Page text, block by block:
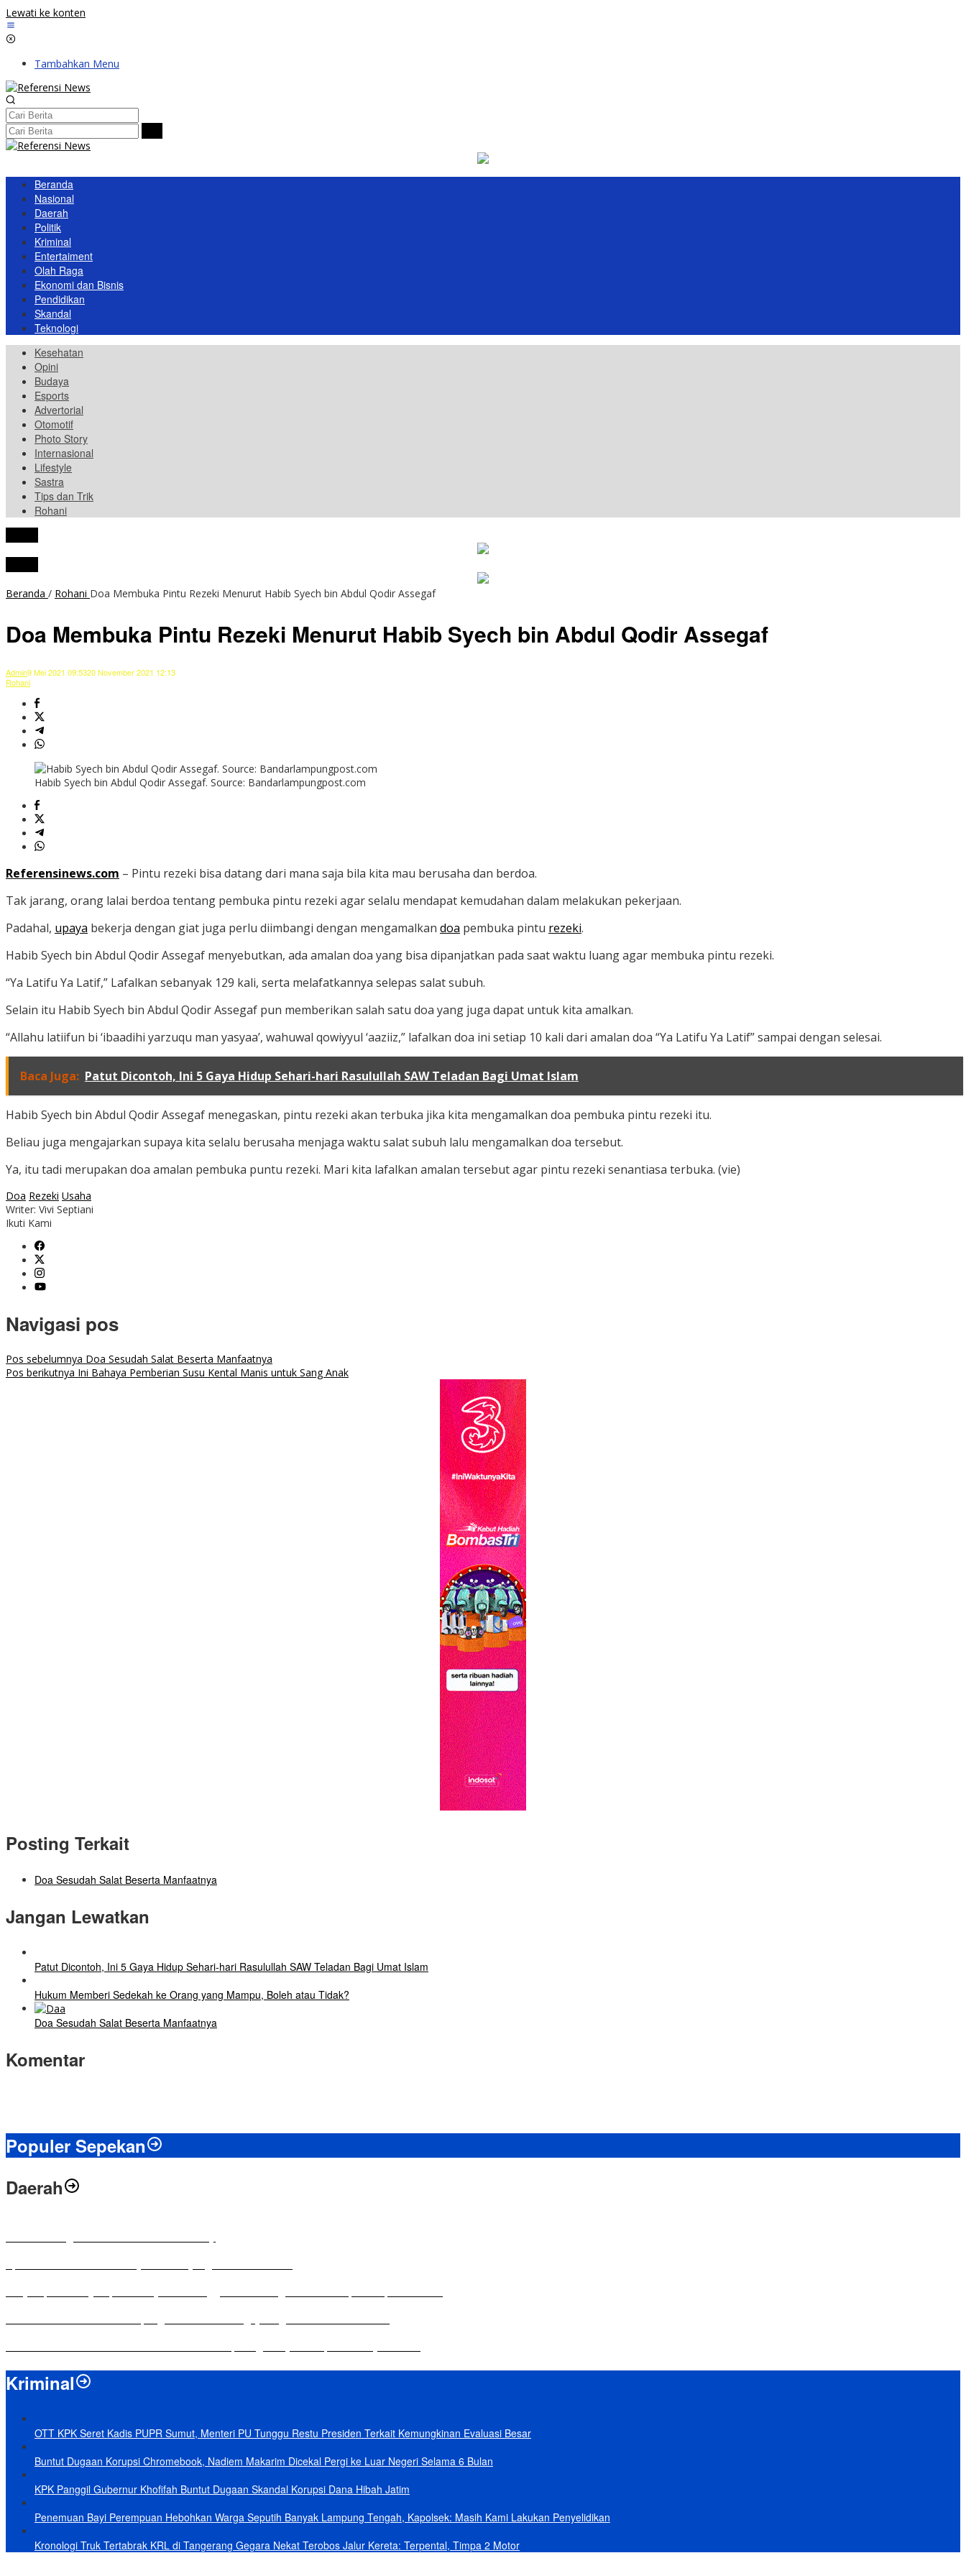
Lewati ke konten
Tambahkan Menu
Beranda
Nasional
Daerah
Politik
Kriminal
Entertaiment
Olah Raga
Ekonomi dan Bisnis
Pendidikan
Skandal
Teknologi
Kesehatan
Opini
Budaya
Esports
Advertorial
Otomotif
Photo Story
Internasional
Lifestyle
Sastra
Tips dan Trik
Rohani
Beranda / Rohani Doa Membuka Pintu Rezeki Menurut Habib Syech bin Abdul Qodir Assegaf
Doa Membuka Pintu Rezeki Menurut Habib Syech bin Abdul Qodir Assegaf
Admin9 Mei 2021 09:5320 November 2021 12:13
Rohani
Habib Syech bin Abdul Qodir Assegaf. Source: Bandarlampungpost.com
Referensinews.com – Pintu rezeki bisa datang dari mana saja bila kita mau berusaha dan berdoa.
Tak jarang, orang lalai berdoa tentang pembuka pintu rezeki agar selalu mendapat kemudahan dalam melakukan pekerjaan.
Padahal, upaya bekerja dengan giat juga perlu diimbangi dengan mengamalkan doa pembuka pintu rezeki.
Habib Syech bin Abdul Qodir Assegaf menyebutkan, ada amalan doa yang bisa dipanjatkan pada saat waktu luang agar membuka pintu rezeki.
“Ya Latifu Ya Latif,” Lafalkan sebanyak 129 kali, serta melafatkannya selepas salat subuh.
Selain itu Habib Syech bin Abdul Qodir Assegaf pun memberikan salah satu doa yang juga dapat untuk kita amalkan.
“Allahu latiifun bi ‘ibaadihi yarzuqu man yasyaa’, wahuwal qowiyyul ‘aaziiz,” lafalkan doa ini setiap 10 kali dari amalan doa “Ya Latifu Ya Latif” sampai dengan selesai.
Baca Juga: Patut Dicontoh, Ini 5 Gaya Hidup Sehari-hari Rasulullah SAW Teladan Bagi Umat Islam
Habib Syech bin Abdul Qodir Assegaf menegaskan, pintu rezeki akan terbuka jika kita mengamalkan doa pembuka pintu rezeki itu.
Beliau juga mengajarkan supaya kita selalu berusaha menjaga waktu salat subuh lalu mengamalkan doa tersebut.
Ya, itu tadi merupakan doa amalan pembuka puntu rezeki. Mari kita lafalkan amalan tersebut agar pintu rezeki senantiasa terbuka. (vie)
Doa Rezeki Usaha
Writer: Vivi Septiani
Ikuti Kami
Navigasi pos
Pos sebelumnya Doa Sesudah Salat Beserta Manfaatnya
Pos berikutnya Ini Bahaya Pemberian Susu Kental Manis untuk Sang Anak
Posting Terkait
Doa Sesudah Salat Beserta Manfaatnya
Jangan Lewatkan
Patut Dicontoh, Ini 5 Gaya Hidup Sehari-hari Rasulullah SAW Teladan Bagi Umat Islam
Hukum Memberi Sedekah ke Orang yang Mampu, Boleh atau Tidak?
Doa Sesudah Salat Beserta Manfaatnya
Komentar
Populer Sepekan
Daerah
Kriminal
OTT KPK Seret Kadis PUPR Sumut, Menteri PU Tunggu Restu Presiden Terkait Kemungkinan Evaluasi Besar
Buntut Dugaan Korupsi Chromebook, Nadiem Makarim Dicekal Pergi ke Luar Negeri Selama 6 Bulan
KPK Panggil Gubernur Khofifah Buntut Dugaan Skandal Korupsi Dana Hibah Jatim
Penemuan Bayi Perempuan Hebohkan Warga Seputih Banyak Lampung Tengah, Kapolsek: Masih Kami Lakukan Penyelidikan
Kronologi Truk Tertabrak KRL di Tangerang Gegara Nekat Terobos Jalur Kereta: Terpental, Timpa 2 Motor